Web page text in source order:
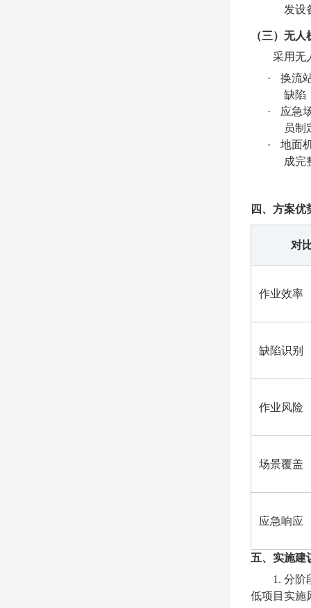
发设
（三）无
采用无
·
换流
缺陷
·
应急
员制
·
地面
成完
四、方案优
对
作业效率
缺陷识别
作业风险
场景覆盖
应急响应
五、实施建
1. 分阶
低项目实施